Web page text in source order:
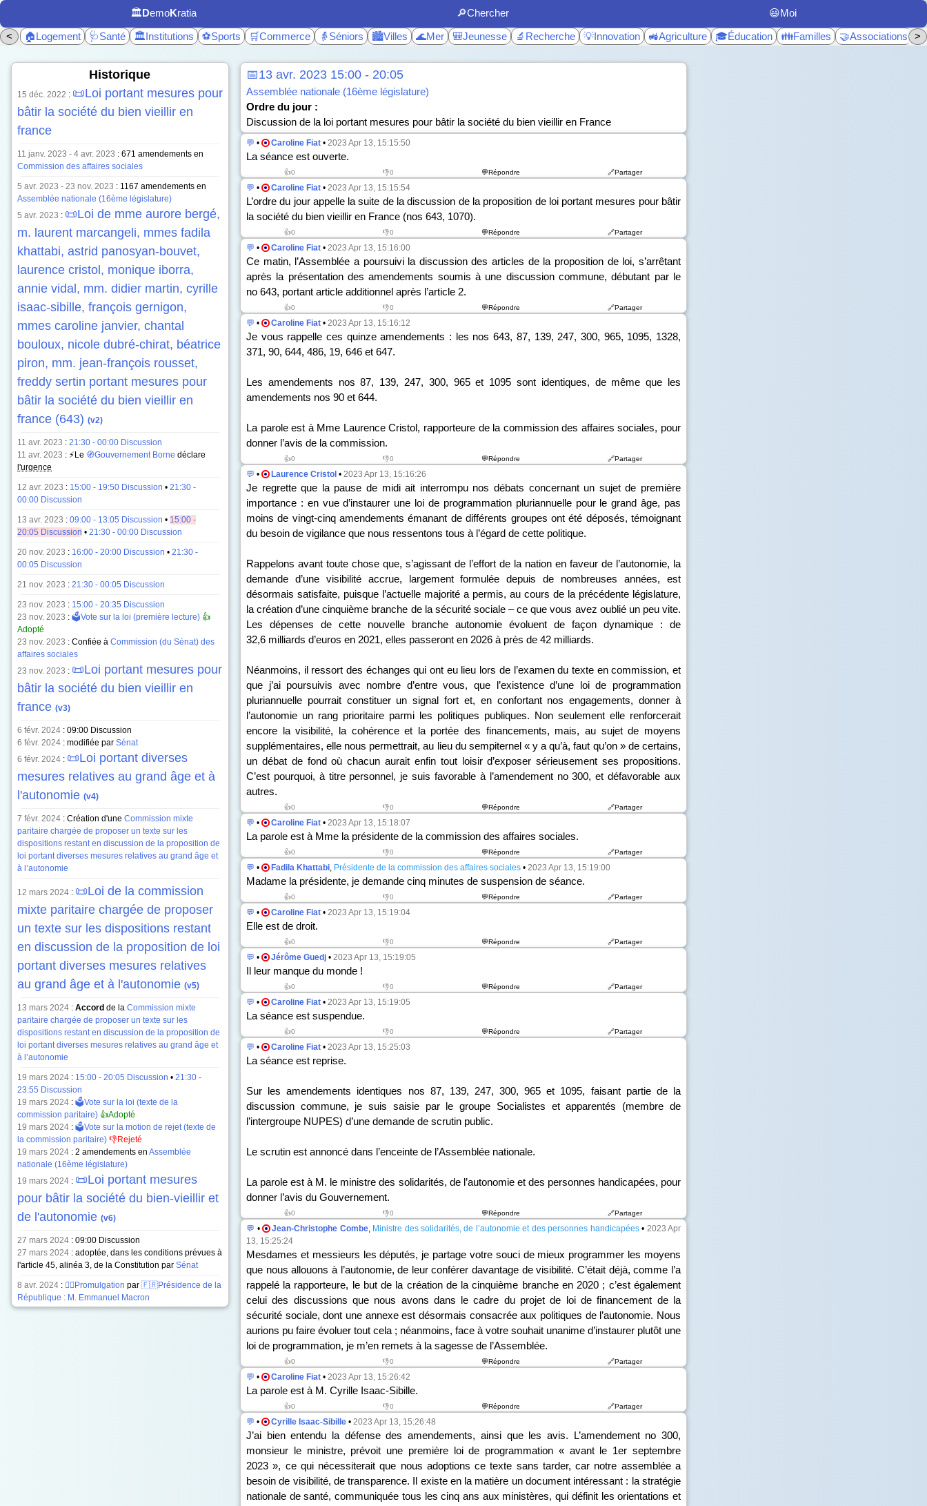
🏛️DemoKratia 🔎Chercher
😃Moi
<
🏠Logement 🩺Santé 🏛️Institutions ⚽Sports 🛒Commerce 👵Séniors 🏙️Villes 🌊Mer 🎒Jeunesse 🔬Recherche 💡Innovation 🚜Agriculture 🎓Éducation 👪Familles 🤝Associations >
Historique
15 déc. 2022 : 📜Loi portant mesures pour
bâtir la société du bien vieillir en
france
11 janv. 2023 - 4 avr. 2023 : 671 amendements en
Commission des affaires sociales
5 avr. 2023 - 23 nov. 2023 : 1167 amendements en
Assemblée nationale (16ème législature)
5 avr. 2023 : 📜Loi de mme aurore bergé,
m. laurent marcangeli, mmes fadila
khattabi, astrid panosyan-bouvet,
laurence cristol, monique iborra,
annie vidal, mm. didier martin, cyrille
isaac-sibille, françois gernigon,
mmes caroline janvier, chantal
bouloux, nicole dubré-chirat, béatrice
piron, mm. jean-françois rousset,
freddy sertin portant mesures pour
bâtir la société du bien vieillir en
france (643) (v2)
11 avr. 2023 : 21:30 - 00:00 Discussion
11 avr. 2023 : ⚡Le 🧭Gouvernement Borne déclare
l'urgence
12 avr. 2023 : 15:00 - 19:50 Discussion • 21:30 -
00:00 Discussion
13 avr. 2023 : 09:00 - 13:05 Discussion • 15:00 -
20:05 Discussion • 21:30 - 00:00 Discussion
20 nov. 2023 : 16:00 - 20:00 Discussion • 21:30 -
00:05 Discussion
21 nov. 2023 : 21:30 - 00:05 Discussion
23 nov. 2023 : 15:00 - 20:35 Discussion
23 nov. 2023 : 🗳️Vote sur la loi (première lecture) 👍
Adopté
23 nov. 2023 : Confiée à Commission (du Sénat) des
affaires sociales
23 nov. 2023 : 📜Loi portant mesures pour
bâtir la société du bien vieillir en
france (v3)
6 févr. 2024 : 09:00 Discussion
6 févr. 2024 : modifiée par Sénat
6 févr. 2024 : 📜Loi portant diverses
mesures relatives au grand âge et à
l'autonomie (v4)
7 févr. 2024 : Création d'une Commission mixte
paritaire chargée de proposer un texte sur les
dispositions restant en discussion de la proposition de
loi portant diverses mesures relatives au grand âge et
à l’autonomie
12 mars 2024 : 📜Loi de la commission
mixte paritaire chargée de proposer
un texte sur les dispositions restant
en discussion de la proposition de loi
portant diverses mesures relatives
au grand âge et à l'autonomie (v5)
13 mars 2024 : Accord de la Commission mixte
paritaire chargée de proposer un texte sur les
dispositions restant en discussion de la proposition de
loi portant diverses mesures relatives au grand âge et
à l’autonomie
19 mars 2024 : 15:00 - 20:05 Discussion • 21:30 -
23:55 Discussion
19 mars 2024 : 🗳️Vote sur la loi (texte de la
commission paritaire) 👍Adopté
19 mars 2024 : 🗳️Vote sur la motion de rejet (texte de
la commission paritaire) 👎Rejeté
19 mars 2024 : 2 amendements en Assemblée
nationale (16ème législature)
19 mars 2024 : 📜Loi portant mesures
pour bâtir la société du bien-vieillir et
de l'autonomie (v6)
27 mars 2024 : 09:00 Discussion
27 mars 2024 : adoptée, dans les conditions prévues à
l'article 45, alinéa 3, de la Constitution par Sénat
8 avr. 2024 : ✍🏻Promulgation par 🇫🇷Présidence de la
République : M. Emmanuel Macron
📅13 avr. 2023 15:00 - 20:05
Assemblée nationale (16ème législature)
Ordre du jour :
Discussion de la loi portant mesures pour bâtir la société du bien vieillir en France
💬 • Caroline Fiat• 2023 Apr 13, 15:15:50
La séance est ouverte.
👍0 👎0 💬Répondre 🔗Partager
💬 • Caroline Fiat• 2023 Apr 13, 15:15:54
L’ordre du jour appelle la suite de la discussion de la proposition de loi portant mesures pour bâtir
la société du bien vieillir en France (nos 643, 1070).
👍0 👎0 💬Répondre 🔗Partager
💬 • Caroline Fiat• 2023 Apr 13, 15:16:00
Ce matin, l’Assemblée a poursuivi la discussion des articles de la proposition de loi, s’arrêtant
après la présentation des amendements soumis à une discussion commune, débutant par le
no643, portant article additionnel après l’article 2.
👍0 👎0 💬Répondre 🔗Partager
💬 • Caroline Fiat• 2023 Apr 13, 15:16:12
Je vous rappelle ces quinze amendements : les nos 643, 87, 139, 247, 300, 965, 1095, 1328,
371, 90, 644, 486, 19, 646 et 647.
Les amendements nos 87, 139, 247, 300, 965 et 1095 sont identiques, de même que les
amendements nos 90 et 644.
La parole est à Mme Laurence Cristol, rapporteure de la commission des affaires sociales, pour
donner l’avis de la commission.
👍0 👎0 💬Répondre 🔗Partager
💬 • Laurence Cristol • 2023 Apr 13, 15:16:26
Je regrette que la pause de midi ait interrompu nos débats concernant un sujet de première
importance : en vue d’instaurer une loi de programmation pluriannuelle pour le grand âge, pas
moins de vingt-cinq amendements émanant de différents groupes ont été déposés, témoignant
du besoin de vigilance que nous ressentons tous à l’égard de cette politique.
Rappelons avant toute chose que, s’agissant de l’effort de la nation en faveur de l’autonomie, la
demande d’une visibilité accrue, largement formulée depuis de nombreuses années, est
désormais satisfaite, puisque l’actuelle majorité a permis, au cours de la précédente législature,
la création d’une cinquième branche de la sécurité sociale – ce que vous avez oublié un peu vite.
Les dépenses de cette nouvelle branche autonomie évoluent de façon dynamique : de
32,6 milliards d’euros en 2021, elles passeront en 2026 à près de 42 milliards.
Néanmoins, il ressort des échanges qui ont eu lieu lors de l’examen du texte en commission, et
que j’ai poursuivis avec nombre d’entre vous, que l’existence d’une loi de programmation
pluriannuelle pourrait constituer un signal fort et, en confortant nos engagements, donner à
l’autonomie un rang prioritaire parmi les politiques publiques. Non seulement elle renforcerait
encore la visibilité, la cohérence et la portée des financements, mais, au sujet de moyens
supplémentaires, elle nous permettrait, au lieu du sempiternel « y a qu’à, faut qu’on » de certains,
un débat de fond où chacun aurait enfin tout loisir d’exposer sérieusement ses propositions.
C’est pourquoi, à titre personnel, je suis favorable à l’amendement no300, et défavorable aux
autres.
👍0 👎0 💬Répondre 🔗Partager
💬 • Caroline Fiat• 2023 Apr 13, 15:18:07
La parole est à Mme la présidente de la commission des affaires sociales.
👍0 👎0 💬Répondre 🔗Partager
💬 • Fadila Khattabi, Présidente de la commission des affaires sociales• 2023 Apr 13, 15:19:00
Madame la présidente, je demande cinq minutes de suspension de séance.
👍0 👎0 💬Répondre 🔗Partager
💬 • Caroline Fiat• 2023 Apr 13, 15:19:04
Elle est de droit.
👍0 👎0 💬Répondre 🔗Partager
💬 • Jérôme Guedj• 2023 Apr 13, 15:19:05
Il leur manque du monde !
👍0 👎0 💬Répondre 🔗Partager
💬 • Caroline Fiat• 2023 Apr 13, 15:19:05
La séance est suspendue.
👍0 👎0 💬Répondre 🔗Partager
💬 • Caroline Fiat• 2023 Apr 13, 15:25:03
La séance est reprise.
Sur les amendements identiques nos 87, 139, 247, 300, 965 et 1095, faisant partie de la
discussion commune, je suis saisie par le groupe Socialistes et apparentés (membre de
l’intergroupe NUPES) d’une demande de scrutin public.
Le scrutin est annoncé dans l’enceinte de l’Assemblée nationale.
La parole est à M. le ministre des solidarités, de l’autonomie et des personnes handicapées, pour
donner l’avis du Gouvernement.
👍0 👎0 💬Répondre 🔗Partager
💬 • Jean-Christophe Combe, Ministre des solidarités, de l’autonomie et des personnes handicapées• 2023 Apr
13, 15:25:24
Mesdames et messieurs les députés, je partage votre souci de mieux programmer les moyens
que nous allouons à l’autonomie, de leur conférer davantage de visibilité. C’était déjà, comme l’a
rappelé la rapporteure, le but de la création de la cinquième branche en 2020 ; c’est également
celui des discussions que nous avons dans le cadre du projet de loi de financement de la
sécurité sociale, dont une annexe est désormais consacrée aux politiques de l’autonomie. Nous
aurions pu faire évoluer tout cela ; néanmoins, face à votre souhait unanime d’instaurer plutôt une
loi de programmation, je m’en remets à la sagesse de l’Assemblée.
👍0 👎0 💬Répondre 🔗Partager
💬 • Caroline Fiat• 2023 Apr 13, 15:26:42
La parole est à M. Cyrille Isaac-Sibille.
👍0 👎0 💬Répondre 🔗Partager
💬 • Cyrille Isaac-Sibille• 2023 Apr 13, 15:26:48
J’ai bien entendu la défense des amendements, ainsi que les avis. L’amendement no 300,
monsieur le ministre, prévoit une première loi de programmation « avant le 1er septembre
2023 », ce qui nécessiterait que nous adoptions ce texte sans tarder, car notre assemblée a
besoin de visibilité, de transparence. Il existe en la matière un document intéressant : la stratégie
nationale de santé, communiquée tous les cinq ans aux ministères, qui définit les orientations et